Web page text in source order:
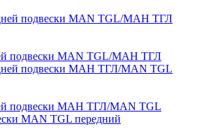
подвески MAN TGL/МАН ТГЛ
подвески МАН ТГЛ/MAN TGL